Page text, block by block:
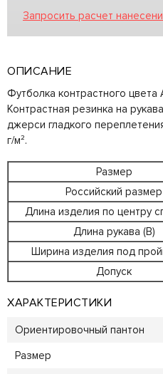
Запросить расчет
ОПИСАНИЕ
Футболка контрастного
Контрастная резинка на
джерси гладкого
г/м².
Размер
Российский размер
Длина изделия по центру
Длина рукава (B)
Ширина изделия под
Допуск
ХАРАКТЕРИСТИКИ
Ориентировочный пантон
Размер